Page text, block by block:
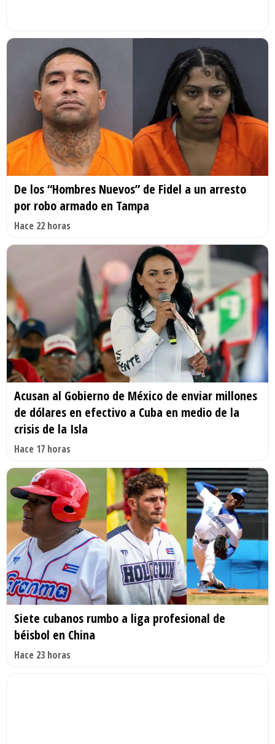
De los “Hombres Nuevos” de Fidel a un arresto
por robo armado en Tampa
Hace 22 horas
Acusan al Gobierno de México de enviar millones
de dólares en efectivo a Cuba en medio de la
crisis de la Isla
Hace 17 horas
Siete cubanos rumbo a liga profesional de
béisbol en China
Hace 23 horas